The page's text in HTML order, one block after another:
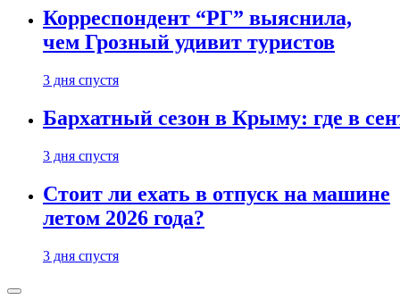
Корреспондент “РГ” выяснила,
чем Грозный удивит туристов
3 дня спустя
Бархатный сезон в Крыму: где в
3 дня спустя
Стоит ли ехать в отпуск на машине
летом 2026 года?
3 дня спустя